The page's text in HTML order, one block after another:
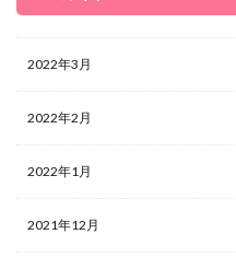
2022年3月
2022年2月
2022年1月
2021年12月